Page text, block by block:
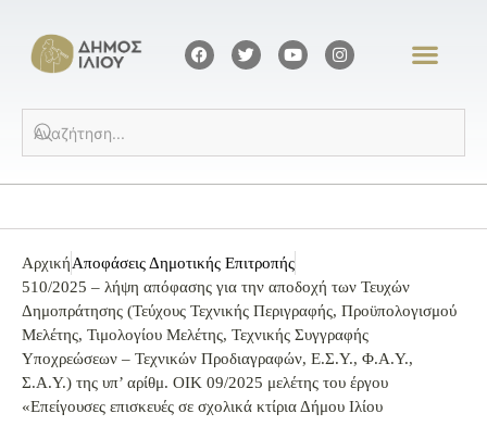
ΑρχικήΑποφάσεις Δημοτικής Επιτροπής
510/2025 – λήψη απόφασης για την αποδοχή των Τευχών
Δημοπράτησης (Τεύχους Τεχνικής Περιγραφής, Προϋπολογισμού
Μελέτης, Τιμολογίου Μελέτης, Τεχνικής Συγγραφής
Υποχρεώσεων – Τεχνικών Προδιαγραφών, Ε.Σ.Υ., Φ.Α.Υ.,
Σ.Α.Υ.) της υπ’ αρίθμ. ΟΙΚ 09/2025 μελέτης του έργου
«Επείγουσες επισκευές σε σχολικά κτίρια Δήμου Ιλίου